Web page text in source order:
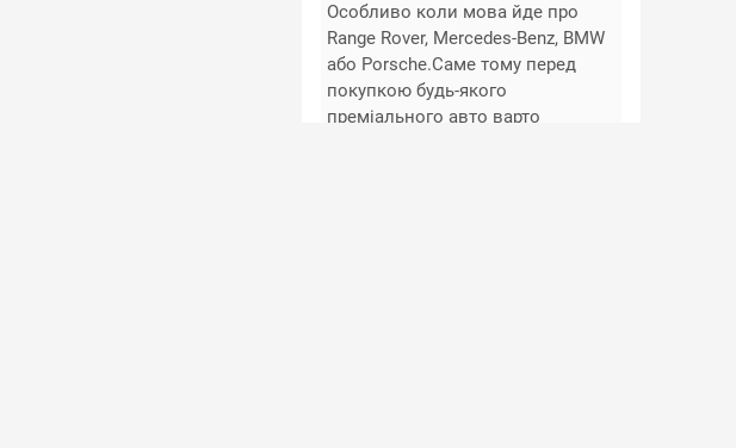
Особливо коли мова йде про
Range Rover, Mercedes-Benz, BMW
або Porsche.Саме тому перед
покупкою будь-якого
преміального авто варто